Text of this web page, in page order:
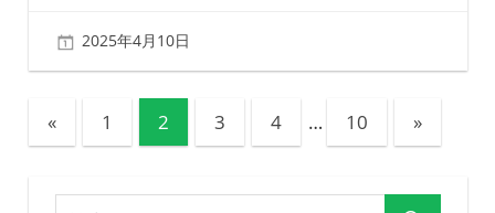
2025年4月10日
投
稿
ナ
«前
の
1 2 3 4 … 10
次
の
»